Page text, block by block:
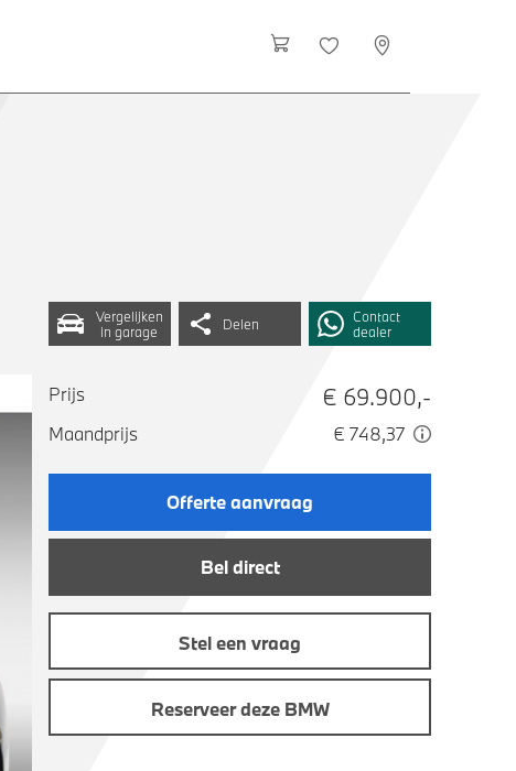
Vergelijken
in garage
Delen
Contact
dealer
Prijs € 69.900,-
Maandprijs € 748,37
Offerte aanvraag
Bel direct
Stel een vraag
Reserveer deze BMW